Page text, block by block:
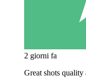
2 giorni fa
Great shots quality